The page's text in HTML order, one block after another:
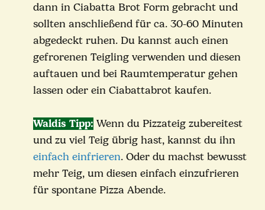
dann in Ciabatta Brot Form gebracht und
sollten anschließend für ca. 30-60 Minuten
abgedeckt ruhen. Du kannst auch einen
gefrorenen Teigling verwenden und diesen
auftauen und bei Raumtemperatur gehen
lassen oder ein Ciabattabrot kaufen.
Waldis Tipp: Wenn du Pizzateig zubereitest
und zu viel Teig übrig hast, kannst du ihn
einfach einfrieren. Oder du machst bewusst
mehr Teig, um diesen einfach einzufrieren
für spontane Pizza Abende.